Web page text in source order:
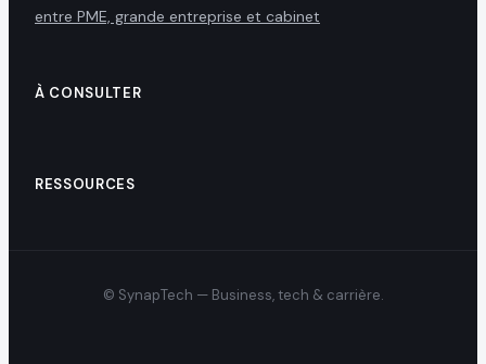
entre PME, grande entreprise et cabinet
À CONSULTER
RESSOURCES
© SynapTech — Business, tech & carrière.